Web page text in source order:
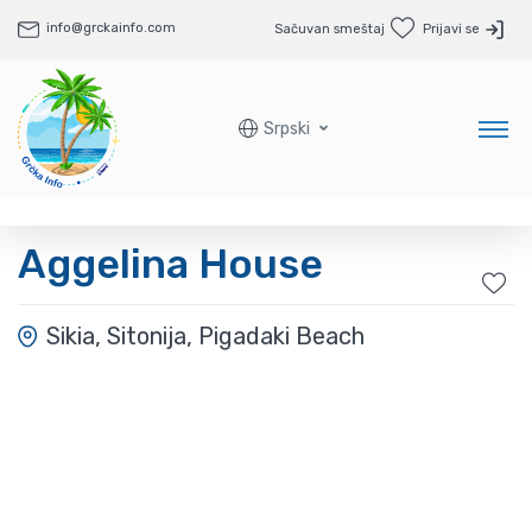
info@grckainfo.com Sačuvan smeštaj Prijavi se
Srpski
Aggelina House
Sikia, Sitonija, Pigadaki Beach